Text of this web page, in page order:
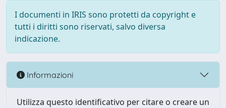
I documenti in IRIS sono protetti da copyright e
tutti i diritti sono riservati, salvo diversa
indicazione.
Informazioni
Utilizza questo identificativo per citare o creare un